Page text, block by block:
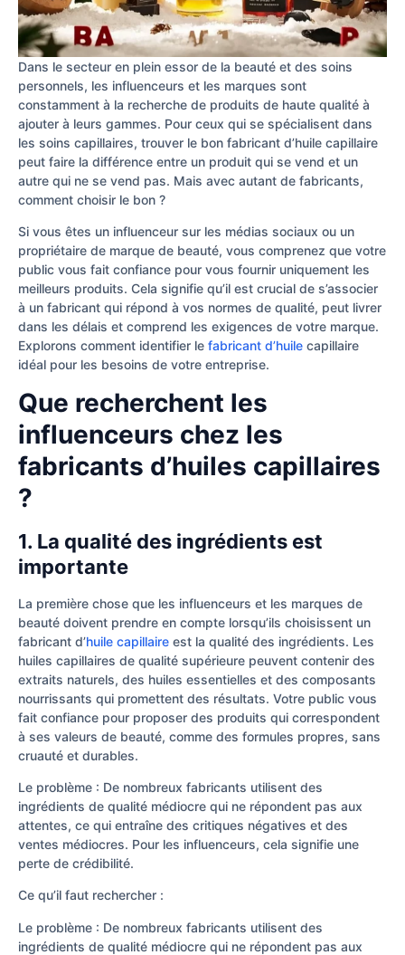
Dans le secteur en plein essor de la beauté et des soins
personnels, les influenceurs et les marques sont
constamment à la recherche de produits de haute qualité à
ajouter à leurs gammes. Pour ceux qui se spécialisent dans
les soins capillaires, trouver le bon fabricant d’huile capillaire
peut faire la différence entre un produit qui se vend et un
autre qui ne se vend pas. Mais avec autant de fabricants,
comment choisir le bon ?
Si vous êtes un influenceur sur les médias sociaux ou un
propriétaire de marque de beauté, vous comprenez que votre
public vous fait confiance pour vous fournir uniquement les
meilleurs produits. Cela signifie qu’il est crucial de s’associer
à un fabricant qui répond à vos normes de qualité, peut livrer
dans les délais et comprend les exigences de votre marque.
Explorons comment identifier le fabricant d’huile capillaire
idéal pour les besoins de votre entreprise.
Que recherchent les
influenceurs chez les
fabricants d’huiles capillaires
?
1. La qualité des ingrédients est
importante
La première chose que les influenceurs et les marques de
beauté doivent prendre en compte lorsqu’ils choisissent un
fabricant d’huile capillaire est la qualité des ingrédients. Les
huiles capillaires de qualité supérieure peuvent contenir des
extraits naturels, des huiles essentielles et des composants
nourrissants qui promettent des résultats. Votre public vous
fait confiance pour proposer des produits qui correspondent
à ses valeurs de beauté, comme des formules propres, sans
cruauté et durables.
Le problème : De nombreux fabricants utilisent des
ingrédients de qualité médiocre qui ne répondent pas aux
attentes, ce qui entraîne des critiques négatives et des
ventes médiocres. Pour les influenceurs, cela signifie une
perte de crédibilité.
Ce qu’il faut rechercher :
Le problème : De nombreux fabricants utilisent des
ingrédients de qualité médiocre qui ne répondent pas aux